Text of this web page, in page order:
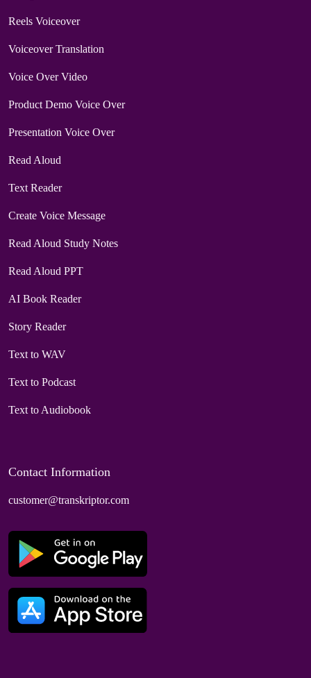
Reels Voiceover
Voiceover Translation
Voice Over Video
Product Demo Voice Over
Presentation Voice Over
Read Aloud
Text Reader
Create Voice Message
Read Aloud Study Notes
Read Aloud PPT
AI Book Reader
Story Reader
Text to WAV
Text to Podcast
Text to Audiobook
Contact Information
customer@transkriptor.com